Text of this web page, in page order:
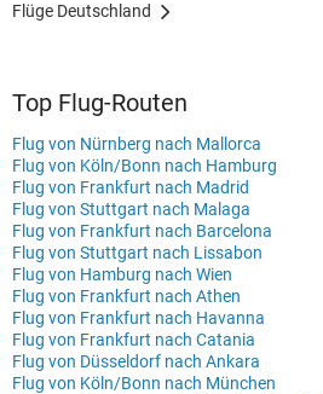
Flüge Deutschland
Top Flug-Routen
Flug von Nürnberg nach Mallorca
Flug von Köln/Bonn nach Hamburg
Flug von Frankfurt nach Madrid
Flug von Stuttgart nach Malaga
Flug von Frankfurt nach Barcelona
Flug von Stuttgart nach Lissabon
Flug von Hamburg nach Wien
Flug von Frankfurt nach Athen
Flug von Frankfurt nach Havanna
Flug von Frankfurt nach Catania
Flug von Düsseldorf nach Ankara
Flug von Köln/Bonn nach München